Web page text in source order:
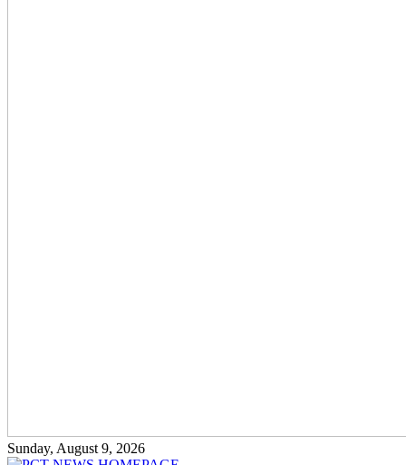
Sunday, August 9, 2026